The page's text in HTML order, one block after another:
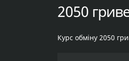
2050
Курс обміну 2050